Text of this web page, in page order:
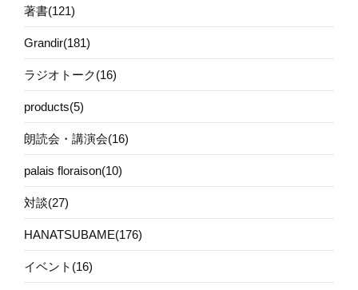
著書(121)
Grandir(181)
ラジオトーク(16)
products(5)
朗読会・講演会(16)
palais floraison(10)
対談(27)
HANATSUBAME(176)
イベント(16)